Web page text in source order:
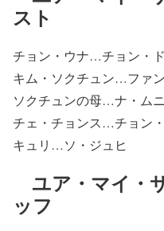
スト
チョン・ウナ…チョン・
キム・ソクチュン…ファ
ソクチュンの母…ナ
チェ・チョンス…チョン
キュリ…ソ・ジュヒ
ユア・マイ・
ッフ